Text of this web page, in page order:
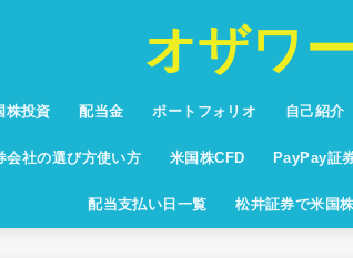
オザワ
株投資
信託
投資
・つみたてNISA
な情報・キャンペーン
銘柄紹介
・為替・FX
配当金
米国高配当株ランキング
ポートフォリオ 自己紹介
会社の選び方使い方 米国株CFD
米国株CFD配当利回りラン
PayPay証
PayPay証券
配当支払い日一覧 松井証券で米国株